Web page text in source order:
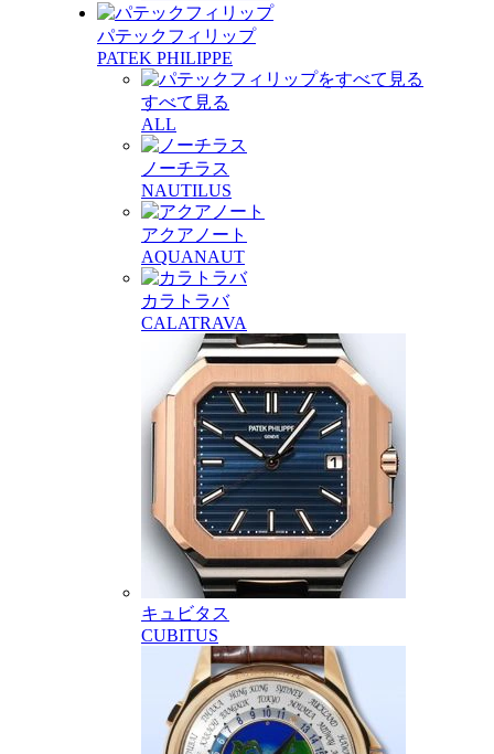
パテックフィリップ
PATEK PHILIPPE
すべて見る
ALL
ノーチラス
NAUTILUS
アクアノート
AQUANAUT
カラトラバ
CALATRAVA
キュビタス
CUBITUS